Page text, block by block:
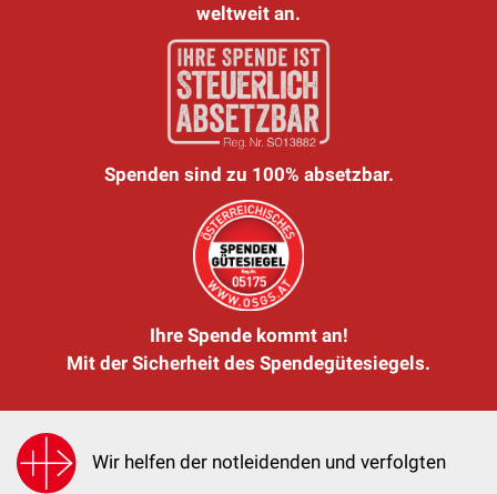
weltweit an.
Spenden sind zu 100% absetzbar.
Ihre Spende kommt an!
Mit der Sicherheit des Spendegütesiegels.
Wir helfen der notleidenden und verfolgten